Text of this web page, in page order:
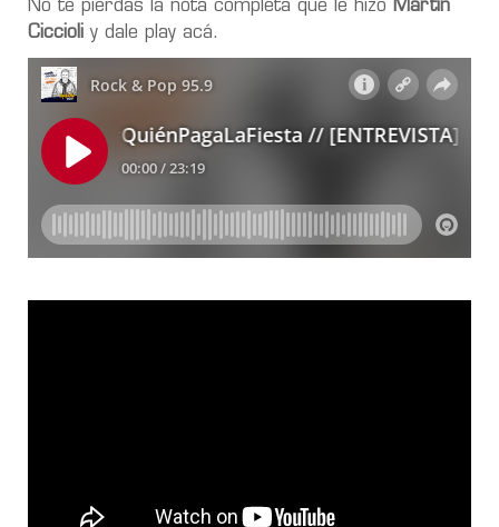
No te pierdas la nota completa que le hizo
Martín
Ciccioli y dale play acá.